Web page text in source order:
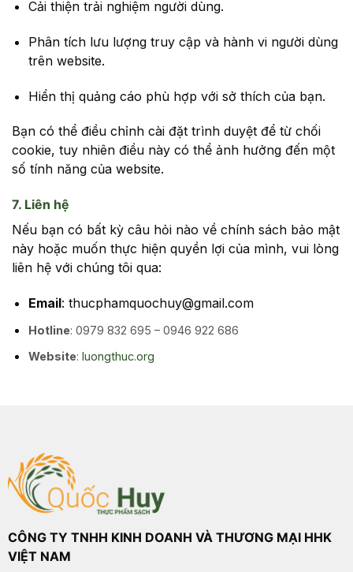
Cải thiện trải nghiệm người dùng.
Phân tích lưu lượng truy cập và hành vi người dùng
trên website.
Hiển thị quảng cáo phù hợp với sở thích của bạn.
Bạn có thể điều chỉnh cài đặt trình duyệt để từ chối
cookie, tuy nhiên điều này có thể ảnh hưởng đến một
số tính năng của website.
7. Liên hệ
Nếu bạn có bất kỳ câu hỏi nào về chính sách bảo mật
này hoặc muốn thực hiện quyền lợi của mình, vui lòng
liên hệ với chúng tôi qua:
Email: thucphamquochuy@gmail.com
Hotline: 0979 832 695 – 0946 922 686
Website: luongthuc.org
CÔNG TY TNHH KINH DOANH VÀ THƯƠNG MẠI HHK
VIỆT NAM